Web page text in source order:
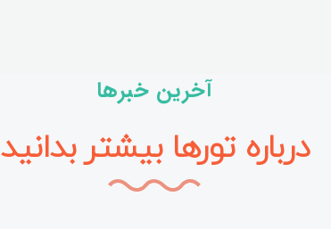
آخرین خبرها
درباره تورها بیشتر بدانید